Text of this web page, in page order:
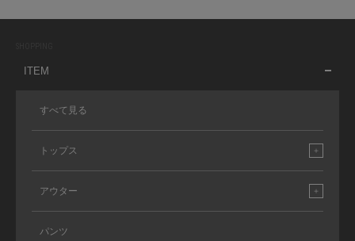
ITEM
すべて見る
トップス
アウター
パンツ